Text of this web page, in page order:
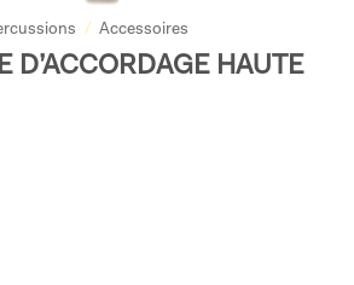
/ Accessoires
D’ACCORDAGE HAUTE